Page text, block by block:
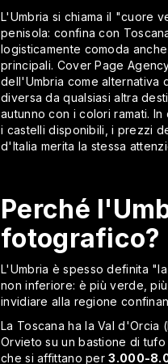
L'Umbria si chiama il "cuore
penisola: confina con
logisticamente comoda
principali. Cover Page
dell'Umbria come alternativa
diversa da qualsiasi altra
autunno con i colori ramati.
i castelli disponibili, i prezzi
d'Italia merita la stessa
Perché
fotografico?
L'Umbria è spesso definita
non inferiore: è più verde,
invidiare alla regione
La Toscana ha la Val d'Orcia
Orvieto su un bastione di
che si affittano per3.000-